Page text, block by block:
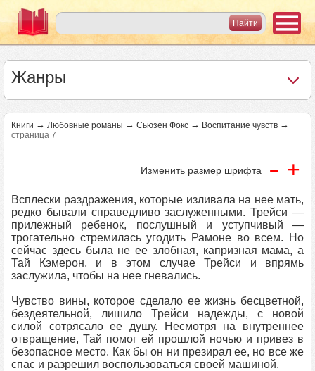
Жанры
Книги → Любовные романы → Сьюзен Фокс → Воспитание чувств →
страница 7
Изменить размер шрифта - +
Всплески раздражения, которые изливала на нее мать,
редко бывали справедливо заслуженными. Трейси —
прилежный ребенок, послушный и уступчивый —
трогательно стремилась угодить Рамоне во всем. Но
сейчас здесь была не ее злобная, капризная мама, а
Тай Кэмерон, и в этом случае Трейси и впрямь
заслужила, чтобы на нее гневались.
Чувство вины, которое сделало ее жизнь бесцветной,
бездеятельной, лишило Трейси надежды, с новой
силой сотрясало ее душу. Несмотря на внутреннее
отвращение, Тай помог ей прошлой ночью и привез в
безопасное место. Как бы он ни презирал ее, но все же
спас и разрешил воспользоваться своей машиной.